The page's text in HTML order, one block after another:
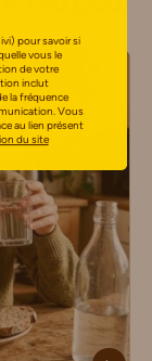
pour savoir si
vous le
de votre
inclut
la fréquence
Vous
au lien présent
du site